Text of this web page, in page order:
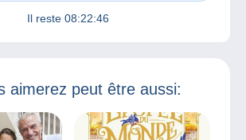
Il reste 08:22:46
aimerez peut être aussi: